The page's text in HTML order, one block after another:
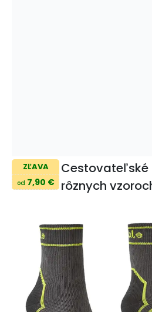
ZĽAVA
od 7,90 €
Cestovateľské
rôznych